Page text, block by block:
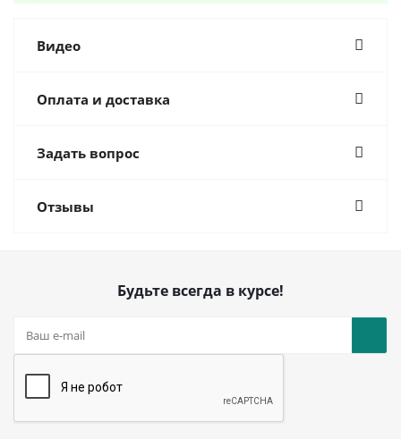
Видео
Оплата и доставка
Задать вопрос
Отзывы
Будьте всегда в курсе!